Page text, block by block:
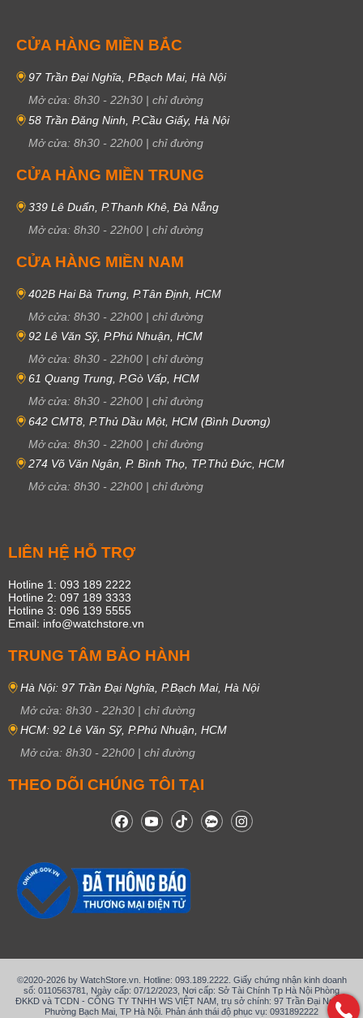
CỬA HÀNG MIỀN BẮC
97 Trần Đại Nghĩa, P.Bạch Mai, Hà Nội
Mở cửa: 8h30 - 22h30 | chỉ đường
58 Trần Đăng Ninh, P.Cầu Giấy, Hà Nội
Mở cửa: 8h30 - 22h00 | chỉ đường
CỬA HÀNG MIỀN TRUNG
339 Lê Duẩn, P.Thanh Khê, Đà Nẵng
Mở cửa: 8h30 - 22h00 | chỉ đường
CỬA HÀNG MIỀN NAM
402B Hai Bà Trưng, P.Tân Định, HCM
Mở cửa: 8h30 - 22h00 | chỉ đường
92 Lê Văn Sỹ, P.Phú Nhuận, HCM
Mở cửa: 8h30 - 22h00 | chỉ đường
61 Quang Trung, P.Gò Vấp, HCM
Mở cửa: 8h30 - 22h00 | chỉ đường
642 CMT8, P.Thủ Dầu Một, HCM (Bình Dương)
Mở cửa: 8h30 - 22h00 | chỉ đường
274 Võ Văn Ngân, P. Bình Thọ, TP.Thủ Đức, HCM
Mở cửa: 8h30 - 22h00 | chỉ đường
LIÊN HỆ HỖ TRỢ
Hotline 1: 093 189 2222
Hotline 2: 097 189 3333
Hotline 3: 096 139 5555
Email: info@watchstore.vn
TRUNG TÂM BẢO HÀNH
Hà Nội: 97 Trần Đại Nghĩa, P.Bạch Mai, Hà Nội
Mở cửa: 8h30 - 22h30 | chỉ đường
HCM: 92 Lê Văn Sỹ, P.Phú Nhuận, HCM
Mở cửa: 8h30 - 22h00 | chỉ đường
THEO DÕI CHÚNG TÔI TẠI
©2020-2026 by WatchStore.vn. Hotline: 093.189.2222. Giấy chứng nhận kinh doanh
số: 0110563781, Ngày cấp: 07/12/2023, Nơi cấp: Sở Tài Chính Tp Hà Nội Phòng
ĐKKD và TCDN - CÔNG TY TNHH WS VIỆT NAM, trụ sở chính: 97 Trần Đại Nghĩa,
Phường Bạch Mai, TP Hà Nội. Phản ánh thái độ phục vụ: 0931892222